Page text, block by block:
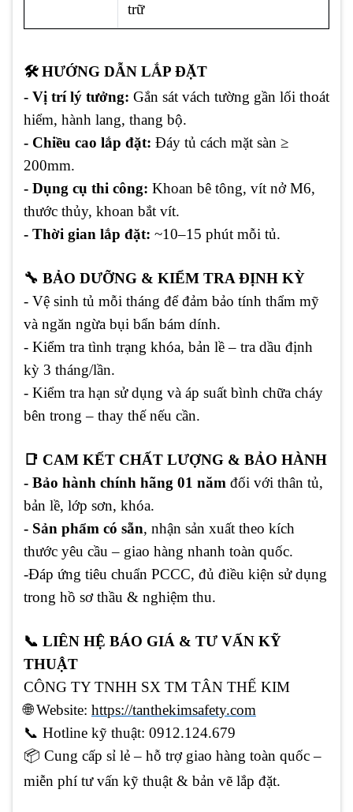
trữ
🛠️ HƯỚNG DẪN LẮP ĐẶT
- Vị trí lý tưởng: Gắn sát vách tường gần lối thoát
hiểm, hành lang, thang bộ.
- Chiều cao lắp đặt: Đáy tủ cách mặt sàn ≥
200mm.
- Dụng cụ thi công: Khoan bê tông, vít nở M6,
thước thủy, khoan bắt vít.
- Thời gian lắp đặt: ~10–15 phút mỗi tủ.
🔧 BẢO DƯỠNG & KIỂM TRA ĐỊNH KỲ
- Vệ sinh tủ mỗi tháng để đảm bảo tính thẩm mỹ
và ngăn ngừa bụi bẩn bám dính.
- Kiểm tra tình trạng khóa, bản lề – tra dầu định
kỳ 3 tháng/lần.
- Kiểm tra hạn sử dụng và áp suất bình chữa cháy
bên trong – thay thế nếu cần.
📑 CAM KẾT CHẤT LƯỢNG & BẢO HÀNH
- Bảo hành chính hãng 01 năm đối với thân tủ,
bản lề, lớp sơn, khóa.
- Sản phẩm có sẵn, nhận sản xuất theo kích
thước yêu cầu – giao hàng nhanh toàn quốc.
-Đáp ứng tiêu chuẩn PCCC, đủ điều kiện sử dụng
trong hồ sơ thầu & nghiệm thu.
📞 LIÊN HỆ BÁO GIÁ & TƯ VẤN KỸ
THUẬT
CÔNG TY TNHH SX TM TÂN THẾ KIM
🌐Website: https://tanthekimsafety.com
📞 Hotline kỹ thuật: 0912.124.679
📦 Cung cấp sỉ lẻ – hỗ trợ giao hàng toàn quốc –
miễn phí tư vấn kỹ thuật & bản vẽ lắp đặt.